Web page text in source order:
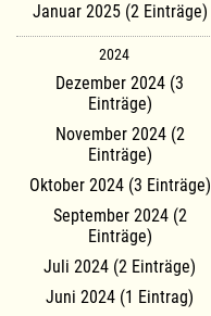
Januar 2025 (2 Einträge)
2024
Dezember 2024 (3
Einträge)
November 2024 (2
Einträge)
Oktober 2024 (3 Einträge)
September 2024 (2
Einträge)
Juli 2024 (2 Einträge)
Juni 2024 (1 Eintrag)